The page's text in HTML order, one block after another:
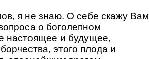
я не знаю. О себе скажу Вам
о боголепном
настоящее и будущее,
этого плода и